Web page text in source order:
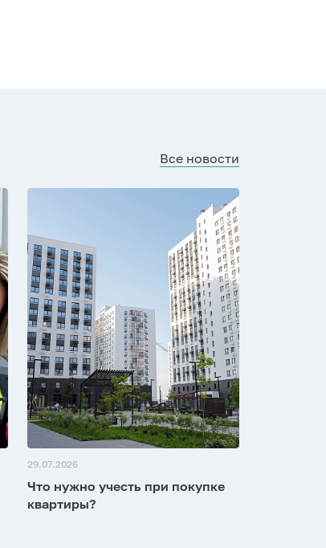
Все новости
29.07.2026
Что нужно учесть при покупке
квартиры?